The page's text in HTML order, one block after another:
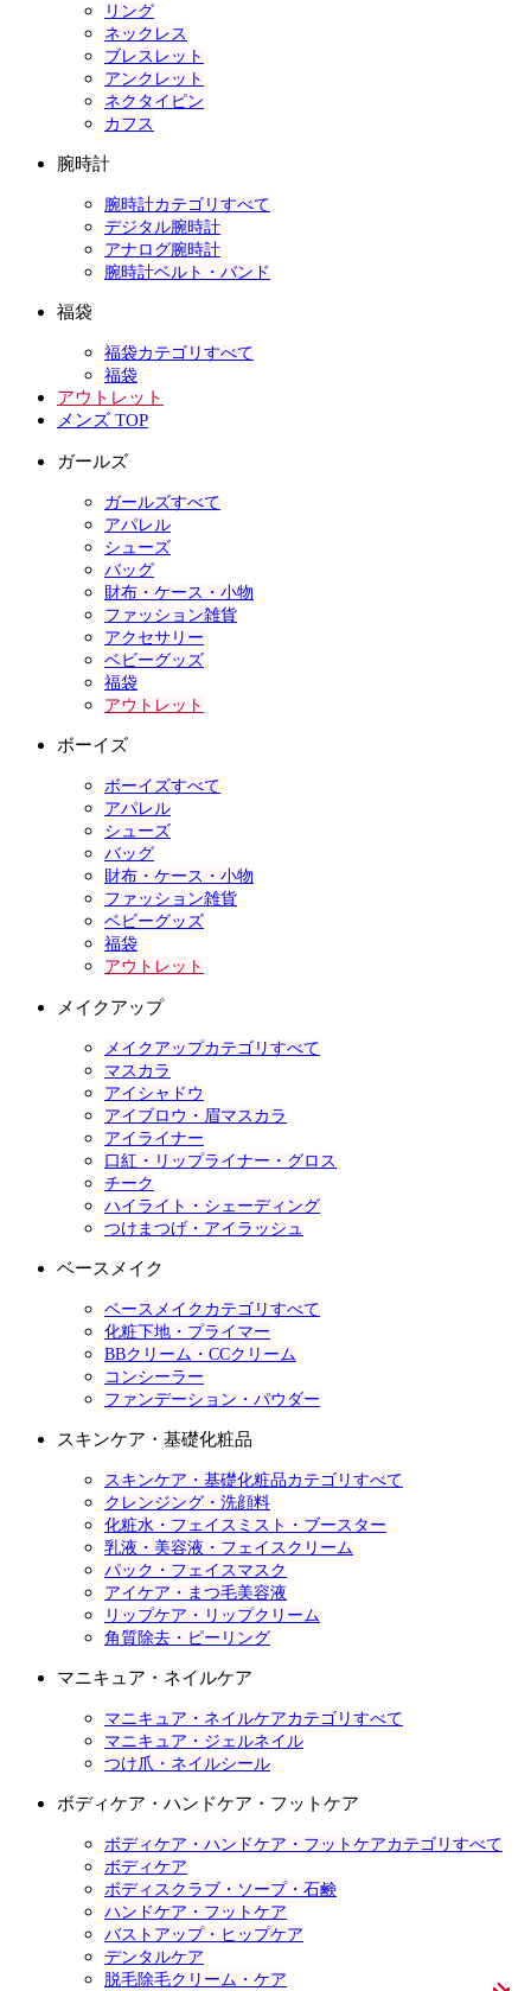
リング
ネックレス
ブレスレット
アンクレット
ネクタイピン
カフス
腕時計
腕時計カテゴリすべて
デジタル腕時計
アナログ腕時計
腕時計ベルト・バンド
福袋
福袋カテゴリすべて
福袋
アウトレット
メンズ TOP
ガールズ
ガールズすべて
アパレル
シューズ
バッグ
財布・ケース・小物
ファッション雑貨
アクセサリー
ベビーグッズ
福袋
アウトレット
ボーイズ
ボーイズすべて
アパレル
シューズ
バッグ
財布・ケース・小物
ファッション雑貨
ベビーグッズ
福袋
アウトレット
メイクアップ
メイクアップカテゴリすべて
マスカラ
アイシャドウ
アイブロウ・眉マスカラ
アイライナー
口紅・リップライナー・グロス
チーク
ハイライト・シェーディング
つけまつげ・アイラッシュ
ベースメイク
ベースメイクカテゴリすべて
化粧下地・プライマー
BBクリーム・CCクリーム
コンシーラー
ファンデーション・パウダー
スキンケア・基礎化粧品
スキンケア・基礎化粧品カテゴリすべて
クレンジング・洗顔料
化粧水・フェイスミスト・ブースター
乳液・美容液・フェイスクリーム
パック・フェイスマスク
アイケア・まつ毛美容液
リップケア・リップクリーム
角質除去・ピーリング
マニキュア・ネイルケア
マニキュア・ネイルケアカテゴリすべて
マニキュア・ジェルネイル
つけ爪・ネイルシール
ボディケア・ハンドケア・フットケア
ボディケア・ハンドケア・フットケアカテゴリすべて
ボディケア
ボディスクラブ・ソープ・石鹸
ハンドケア・フットケア
バストアップ・ヒップケア
デンタルケア
脱毛除毛クリーム・ケア